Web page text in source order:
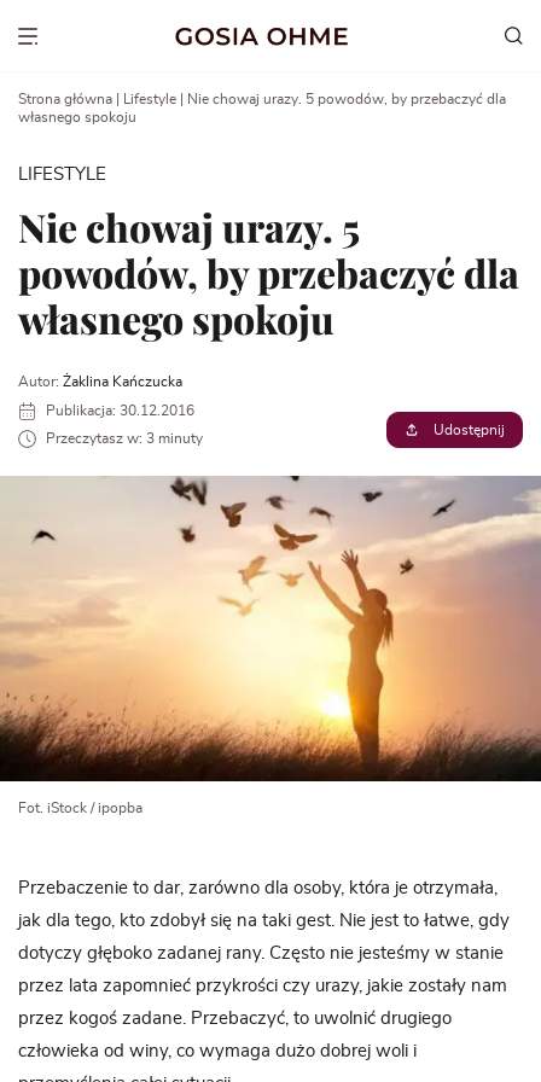
Show menu
Strona główna Lifestyle
Nie chowaj urazy. 5 powodów, by przebaczyć dla
własnego spokoju
LIFESTYLE
Nie chowaj urazy. 5
powodów, by przebaczyć dla
własnego spokoju
Autor: Żaklina Kańczucka
Publikacja: 30.12.2016
Przeczytasz w: 3 minuty
Udostępnij
Fot. iStock / ipopba
Przebaczenie to dar, zarówno dla osoby, która je otrzymała,
jak dla tego, kto zdobył się na taki gest. Nie jest to łatwe, gdy
dotyczy głęboko zadanej rany. Często nie jesteśmy w stanie
przez lata zapomnieć przykrości czy urazy, jakie zostały nam
przez kogoś zadane. Przebaczyć, to uwolnić drugiego
człowieka od winy, co wymaga dużo dobrej woli i